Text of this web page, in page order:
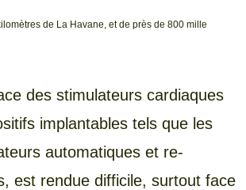
de La Havane, et de près de 800 mille
des stimulateurs cardiaques
implantables tels que les
automatiques et re-
est rendue difficile, surtout face